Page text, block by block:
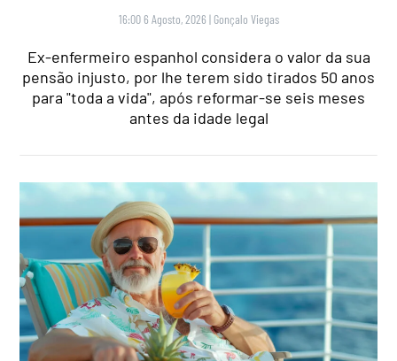
16:00 6 Agosto, 2026 | Gonçalo Viegas
Ex-enfermeiro espanhol considera o valor da sua
pensão injusto, por lhe terem sido tirados 50 anos
para "toda a vida", após reformar-se seis meses
antes da idade legal